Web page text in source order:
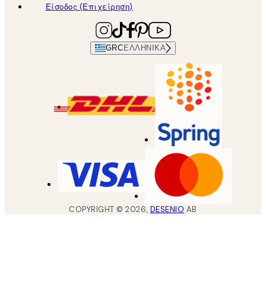
Είσοδος (Επιχείρηση)
GRC ΕΛΛΗΝΙΚΆ
COPYRIGHT ©2026, DESENIO AB